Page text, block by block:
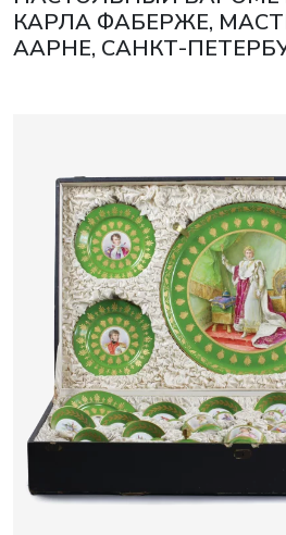
КАРЛА ФАБЕРЖЕ,
ААРНЕ, САНКТ-